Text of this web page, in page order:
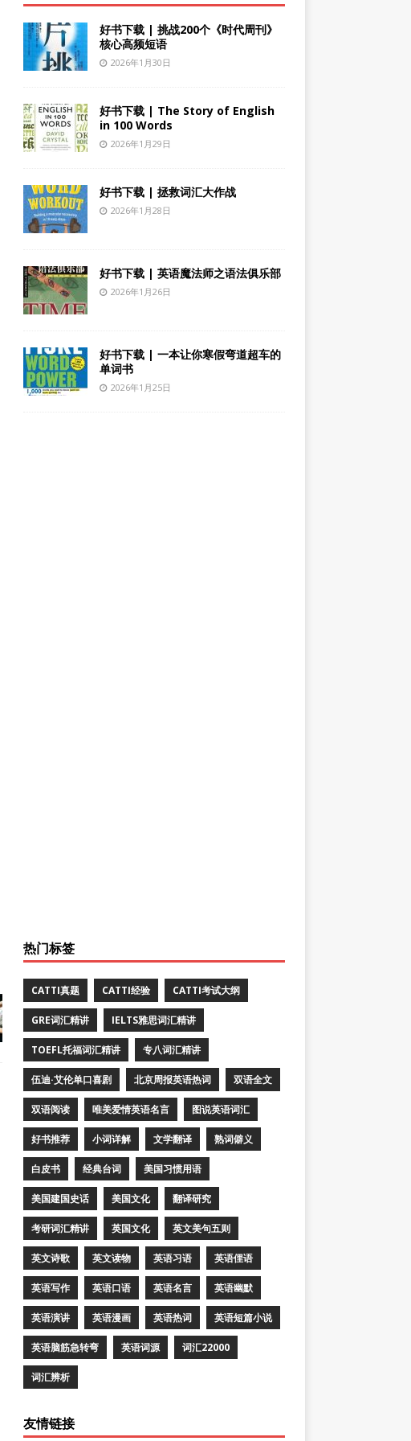
好书下载 | 挑战200个《时代周刊》
核心高频短语
2026年1月30日
好书下载 | The Story of English
in 100 Words
2026年1月29日
好书下载 | 拯救词汇大作战
2026年1月28日
好书下载 | 英语魔法师之语法俱乐部
2026年1月26日
好书下载 | 一本让你寒假弯道超车的
单词书
2026年1月25日
热门标签
CATTI真题 CATTI经验 CATTI考试大纲
GRE词汇精讲 IELTS雅思词汇精讲
TOEFL托福词汇精讲 专八词汇精讲
伍迪·艾伦单口喜剧 北京周报英语热词 双语全文
双语阅读 唯美爱情英语名言 图说英语词汇
好书推荐 小词详解 文学翻译 熟词僻义
白皮书 经典台词 美国习惯用语
美国建国史话 美国文化 翻译研究
考研词汇精讲 英国文化 英文美句五则
英文诗歌 英文读物 英语习语 英语俚语
英语写作 英语口语 英语名言 英语幽默
英语演讲 英语漫画 英语热词 英语短篇小说
英语脑筋急转弯 英语词源 词汇22000
词汇辨析
友情链接